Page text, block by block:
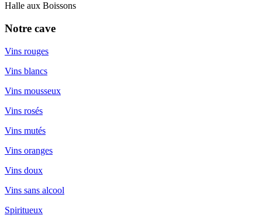
Halle aux Boissons
Notre cave
Vins rouges
Vins blancs
Vins mousseux
Vins rosés
Vins mutés
Vins oranges
Vins doux
Vins sans alcool
Spiritueux